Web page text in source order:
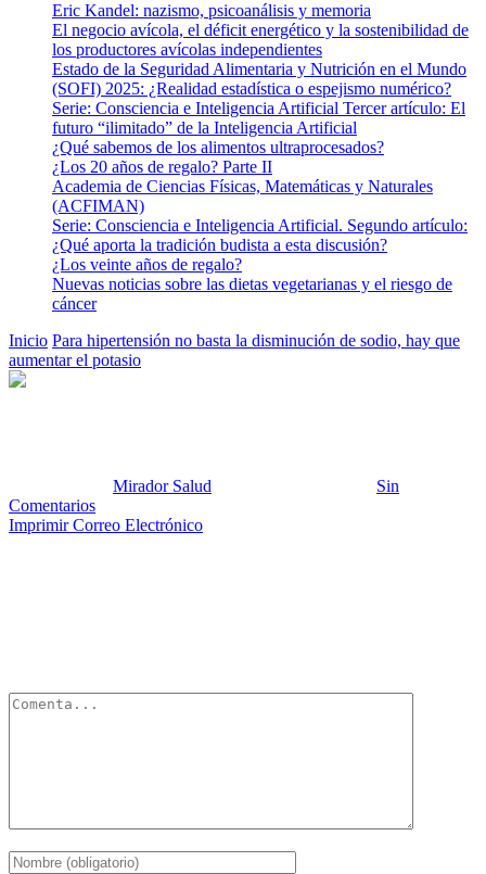
Eric Kandel: nazismo, psicoanálisis y memoria
El negocio avícola, el déficit energético y la sostenibilidad de
los productores avícolas independientes
Estado de la Seguridad Alimentaria y Nutrición en el Mundo
(SOFI) 2025: ¿Realidad estadística o espejismo numérico?
Serie: Consciencia e Inteligencia Artificial Tercer artículo: El
futuro “ilimitado” de la Inteligencia Artificial
¿Qué sabemos de los alimentos ultraprocesados?
¿Los 20 años de regalo? Parte II
Academia de Ciencias Físicas, Matemáticas y Naturales
(ACFIMAN)
Serie: Consciencia e Inteligencia Artificial. Segundo artículo:
¿Qué aporta la tradición budista a esta discusión?
¿Los veinte años de regalo?
Nuevas noticias sobre las dietas vegetarianas y el riesgo de
cáncer
Inicio Para hipertensión no basta la disminución de sodio, hay que
aumentar el potasio
Mirador Salud
Sin
Comentarios
Imprimir Correo Electrónico